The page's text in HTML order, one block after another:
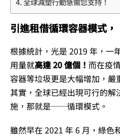
引進租借循環容器模式，
根據統計，光是 2019 年，一
用量就高達 20 億個！ 而在疫
容器等垃圾更是大幅增加，嚴
其實，全球已經出現可行的
施，那就是──循環模式。
雖然早在 2021 年 6 月，綠色